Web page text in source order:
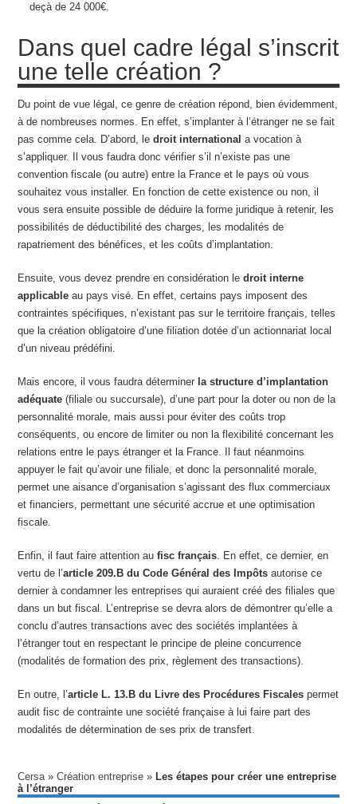
deçà de 24 000€.
Dans quel cadre légal s’inscrit
une telle création ?
Du point de vue légal, ce genre de création répond, bien évidemment,
à de nombreuses normes. En effet, s’implanter à l’étranger ne se fait
pas comme cela. D’abord, le droit international a vocation à
s’appliquer. Il vous faudra donc vérifier s’il n’existe pas une
convention fiscale (ou autre) entre la France et le pays où vous
souhaitez vous installer. En fonction de cette existence ou non, il
vous sera ensuite possible de déduire la forme juridique à retenir, les
possibilités de déductibilité des charges, les modalités de
rapatriement des bénéfices, et les coûts d’implantation.
Ensuite, vous devez prendre en considération ledroit interne
applicable au pays visé. En effet, certains pays imposent des
contraintes spécifiques, n’existant pas sur le territoire français, telles
que la création obligatoire d’une filiation dotée d’un actionnariat local
d’un niveau prédéfini.
Mais encore, il vous faudra déterminer la structure d’implantation
adéquate (filiale ou succursale), d’une part pour la doter ou non de la
personnalité morale, mais aussi pour éviter des coûts trop
conséquents, ou encore de limiter ou non la flexibilité concernant les
relations entre le pays étranger et la France. Il faut néanmoins
appuyer le fait qu’avoir une filiale, et donc la personnalité morale,
permet une aisance d’organisation s’agissant des flux commerciaux
et financiers, permettant une sécurité accrue et une optimisation
fiscale.
Enfin, il faut faire attention aufisc français. En effet, ce dernier, en
vertu de l’article 209.B du Code Général des Impôts autorise ce
dernier à condamner les entreprises qui auraient créé des filiales que
dans un but fiscal. L’entreprise se devra alors de démontrer qu’elle a
conclu d’autres transactions avec des sociétés implantées à
l’étranger tout en respectant le principe de pleine concurrence
(modalités de formation des prix, règlement des transactions).
En outre, l’article L. 13.B du Livre des Procédures Fiscales permet
audit fisc de contrainte une société française à lui faire part des
modalités de détermination de ses prix de transfert.
Cersa»Création entreprise » Les étapes pour créer une entreprise
à l’étranger